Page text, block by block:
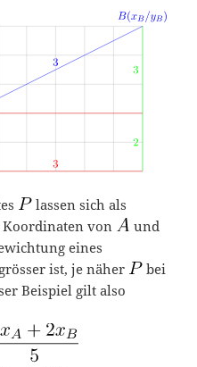
lassen sich als
von
und
eines
ist, je näher
bei
Beispiel gilt also